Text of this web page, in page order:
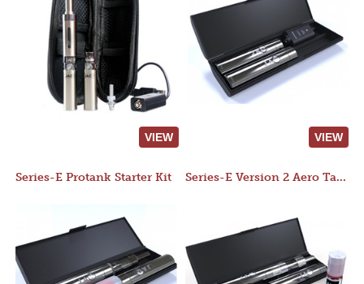
VIEW VIEW
Series-E Protank Starter Kit Series-E Version 2 Aero Tank Starter Kit